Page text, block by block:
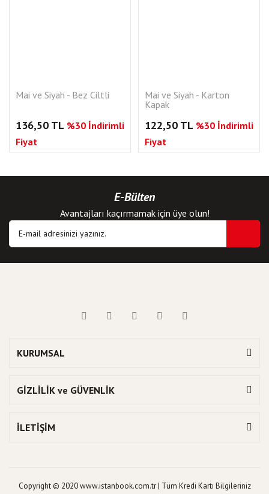
Mai ve Siyah - Bez Ciltli
136,50 TL %30 İndirimli
Fiyat
Mai ve Siyah - Karton
Kapak
122,50 TL %30 İndirimli
Fiyat
E-Bülten
Avantajları kaçırmamak için üye olun!
KURUMSAL
GİZLİLİK ve GÜVENLİK
İLETİŞİM
Copyright © 2020 www.istanbook.com.tr | Tüm Kredi Kartı Bilgileriniz